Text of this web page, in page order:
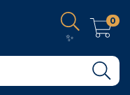
✨
0